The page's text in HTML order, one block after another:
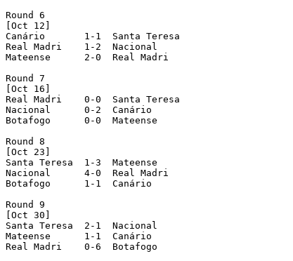
Round 6
[Oct 12]
Canário       1-1  Santa Teresa
Real Madri    1-2  Nacional
Mateense      2-0  Real Madri
Round 7
[Oct 16]
Real Madri    0-0  Santa Teresa
Nacional      0-2  Canário
Botafogo      0-0  Mateense
Round 8
[Oct 23]
Santa Teresa  1-3  Mateense
Nacional      4-0  Real Madri
Botafogo      1-1  Canário
Round 9
[Oct 30]
Santa Teresa  2-1  Nacional
Mateense      1-1  Canário
Real Madri    0-6  Botafogo